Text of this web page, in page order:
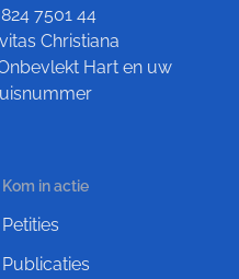
7501 44
Christiana
Hart en uw
Kom in actie
Petities
Publicaties